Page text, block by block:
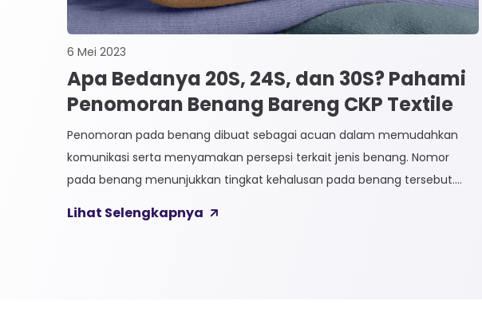
6 Mei 2023
Apa Bedanya 20S, 24S, dan 30S? Pahami
Penomoran Benang Bareng CKP Textile
Penomoran pada benang dibuat sebagai acuan dalam memudahkan
komunikasi serta menyamakan persepsi terkait jenis benang. Nomor
pada benang menunjukkan tingkat kehalusan pada benang tersebut.
Langsung. 1. Penomoran Tidak Langsung Penomoran Tidak Langsung
Lihat Selengkapnya